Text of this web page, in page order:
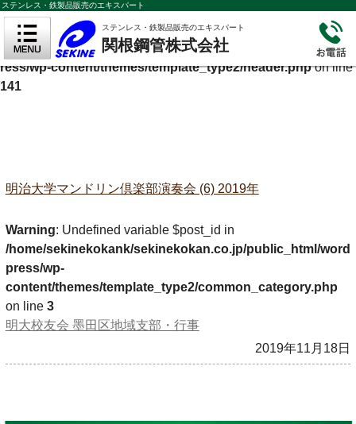
Warning
: Undefined variable $cf_description in
/home/sekinekokank/sekinekokan.co.jp/public_html/wordp
ress/wp-content/themes/template_type2/header.phpon line
141
ステンレス・鉄製品販売のエキスパート
ステンレス・鉄製品販売のエキスパート
関根鋼管株式会社
明治大学マンドリン倶楽部演奏会 (6) 2019年
Warning: Undefined variable $post_id in
/home/sekinekokank/sekinekokan.co.jp/public_html/word
press/wp-
content/themes/template_type2/common_category.php
on line 3
明大校友会 墨田区地域支部・行事
2019年11月18日